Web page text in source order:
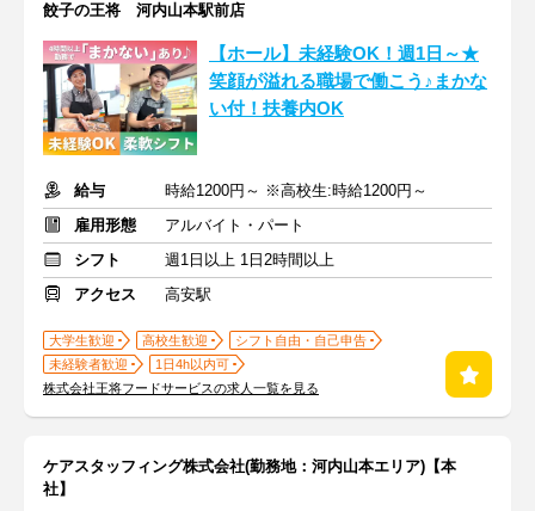
餃子の王将 河内山本駅前店
【ホール】未経験OK！週1日～★
笑顔が溢れる職場で働こう♪まかな
い付！扶養内OK
給与
時給1200円～ ※高校生:時給1200円～
雇用形態
アルバイト・パート
シフト
週1日以上 1日2時間以上
アクセス
高安駅
大学生歓迎 高校生歓迎
シフト自由・自己申告
未経験者歓迎
1日4h以内可
株式会社王将フードサービスの求人一覧を見る
ケアスタッフィング株式会社(勤務地：河内山本エリア)【本
社】